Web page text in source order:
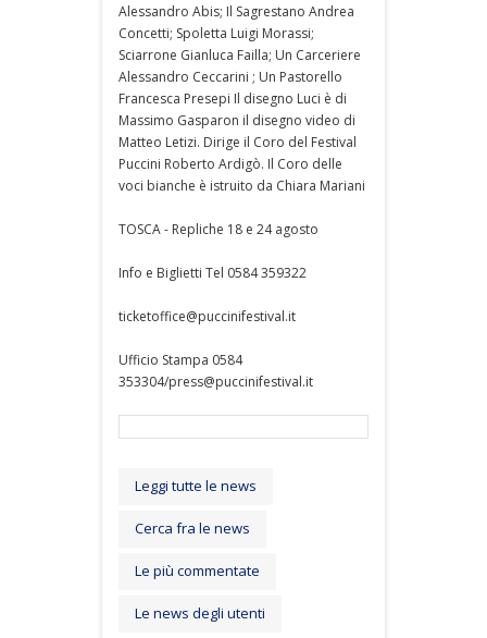
Alessandro Abis; Il Sagrestano Andrea
Concetti; Spoletta Luigi Morassi;
Sciarrone Gianluca Failla; Un Carceriere
Alessandro Ceccarini ; Un Pastorello
Francesca Presepi Il disegno Luci è di
Massimo Gasparon il disegno video di
Matteo Letizi. Dirige il Coro del Festival
Puccini Roberto Ardigò. Il Coro delle
voci bianche è istruito da Chiara Mariani
TOSCA - Repliche 18 e 24 agosto
Info e Biglietti Tel 0584 359322
ticketoffice@puccinifestival.it
Ufficio Stampa 0584
353304/press@puccinifestival.it
Leggi tutte le news
Cerca fra le news
Le più commentate
Le news degli utenti